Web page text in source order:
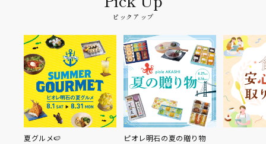
ピックアップ
夏グルメ🍉 ピオレ明石の夏の贈り物